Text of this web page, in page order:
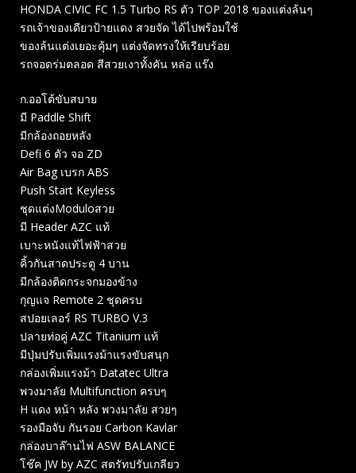
HONDA CIVIC FC 1.5 Turbo RS ตัว TOP 2018 ของแต่งล้นๆ
รถเจ้าของเดียวป้ายแดง สวยจัด ได้ไปพร้อมใช้
ของล้นแต่งเยอะคุ้มๆ แต่งจัดทรงให้เรียบร้อย
รถจอดร่มตลอด สีสวยเงาทั้งคัน หล่อ แร๊ง
ก.ออโต้ขับสบาย
มี Paddle Shift
มีกล้องถอยหลัง
Defi 6 ตัว จอ ZD
Air Bag เบรก ABS
Push Start Keyless
ชุดแต่งModuloสวย
มี Header AZC แท้
เบาะหนังแท้ไฟฟ้าสวย
คิ้วกันสาดประตู 4 บาน
มีกล้องติดกระจกมองข้าง
กุญแจ Remote 2 ชุดครบ
สปอยเลอร์ RS TURBO V.3
ปลายท่อคู่ AZC Titanium แท้
มีปุ่มปรับเพิ่มแรงม้าแรงขับสนุก
กล่องเพิ่มแรงม้า Datatec Ultra
พวงมาลัย Multifunction ครบๆ
H แดง หน้า หลัง พวงมาลัย สวยๆ
รองมือจับ กันรอย Carbon Kavlar
กล่องบาล๊านไฟ ASW BALANCE
โช๊ค JW by AZC สตรัทปรับเกลียว